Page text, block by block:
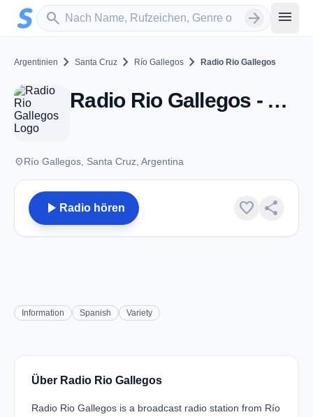
Zum Hauptinhalt springen
search
Sender suchen arrow_forward menu
Argentinien chevron_right Santa Cruz chevron_right Río Gallegos chevron_right Radio Rio Gallegos
Radio Rio Gallegos - AM 680 - Río Gallegos
placeRío Gallegos, Santa Cruz, Argentina
play_arrow Radio hören favorite share
Information Spanish Variety
Über Radio Rio Gallegos
Radio Rio Gallegos is a broadcast radio station from Río